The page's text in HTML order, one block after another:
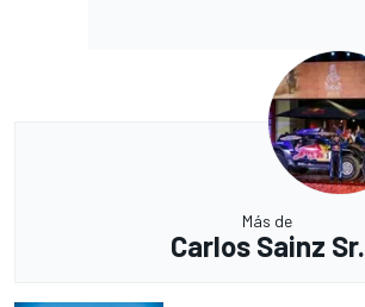
Más de
Carlos Sainz Sr.